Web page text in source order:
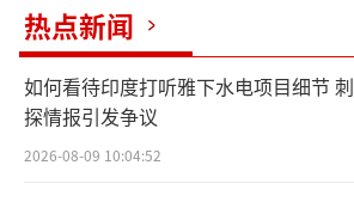
热点新闻
如何看待印度打听雅下水电项目细节 刺
探情报引发争议
2026-08-09 10:04:52